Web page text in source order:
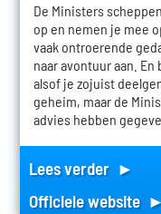
De Ministers
op en nemen je mee
vaak ontroerende
naar avontuur aan.
alsof je zojuist
geheim, maar de
advies hebben
Lees verder ►
Officiele website ►